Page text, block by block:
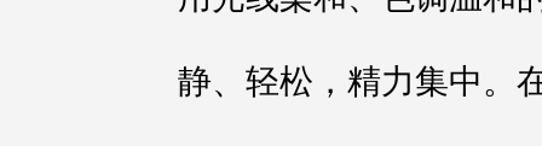
静、轻松，精力集中。